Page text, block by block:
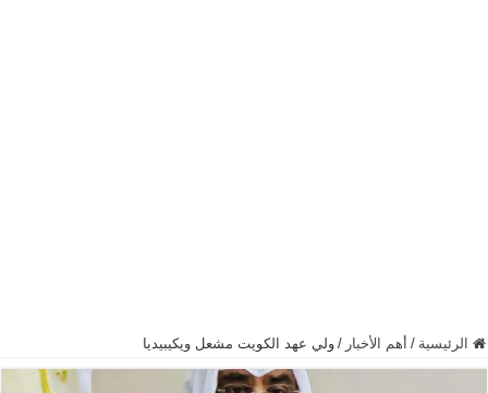
الرئيسية / أهم الأخبار / ولي عهد الكويت مشعل ويكيبيديا